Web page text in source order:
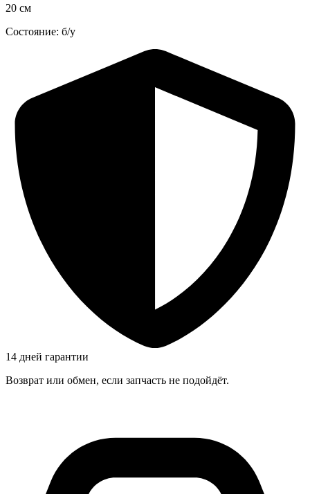
20 см
Состояние: б/у
14 дней гарантии
Возврат или обмен, если запчасть не подойдёт.